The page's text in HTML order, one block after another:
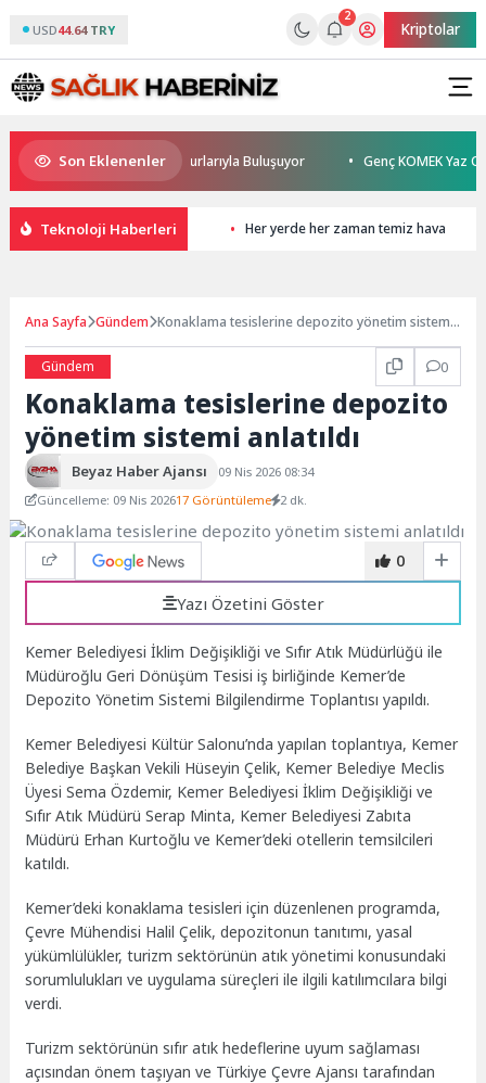
USD44.64 TRY
2
Kriptolar
Son Eklenenler
Sönmez TESAK’ta Okurlarıyla Buluşuyor Genç KOMEK Yaz
Teknoloji Haberleri Her yerde her zaman temiz hava
Ana Sayfa Gündem Konaklama tesislerine depozito yönetim sistemi
Gündem
0
Konaklama tesislerine depozito
yönetim sistemi anlatıldı
Beyaz Haber Ajansı
09 Nis 2026 08:34
Güncelleme: 09 Nis 202617 Görüntüleme 2 dk.
0
Yazı Özetini Göster
Kemer Belediyesi İklim Değişikliği ve Sıfır Atık Müdürlüğü ile
Müdüroğlu Geri Dönüşüm Tesisi iş birliğinde Kemer’de
Depozito Yönetim Sistemi Bilgilendirme Toplantısı yapıldı.
Kemer Belediyesi Kültür Salonu’nda yapılan toplantıya, Kemer
Belediye Başkan Vekili Hüseyin Çelik, Kemer Belediye Meclis
Üyesi Sema Özdemir, Kemer Belediyesi İklim Değişikliği ve
Sıfır Atık Müdürü Serap Minta, Kemer Belediyesi Zabıta
Müdürü Erhan Kurtoğlu ve Kemer’deki otellerin temsilcileri
katıldı.
Kemer’deki konaklama tesisleri için düzenlenen programda,
Çevre Mühendisi Halil Çelik, depozitonun tanıtımı, yasal
yükümlülükler, turizm sektörünün atık yönetimi konusundaki
sorumlulukları ve uygulama süreçleri ile ilgili katılımcılara bilgi
verdi.
Turizm sektörünün sıfır atık hedeflerine uyum sağlaması
açısından önem taşıyan ve Türkiye Çevre Ajansı tarafından